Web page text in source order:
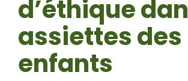
d’éthique
assiettes des
enfants